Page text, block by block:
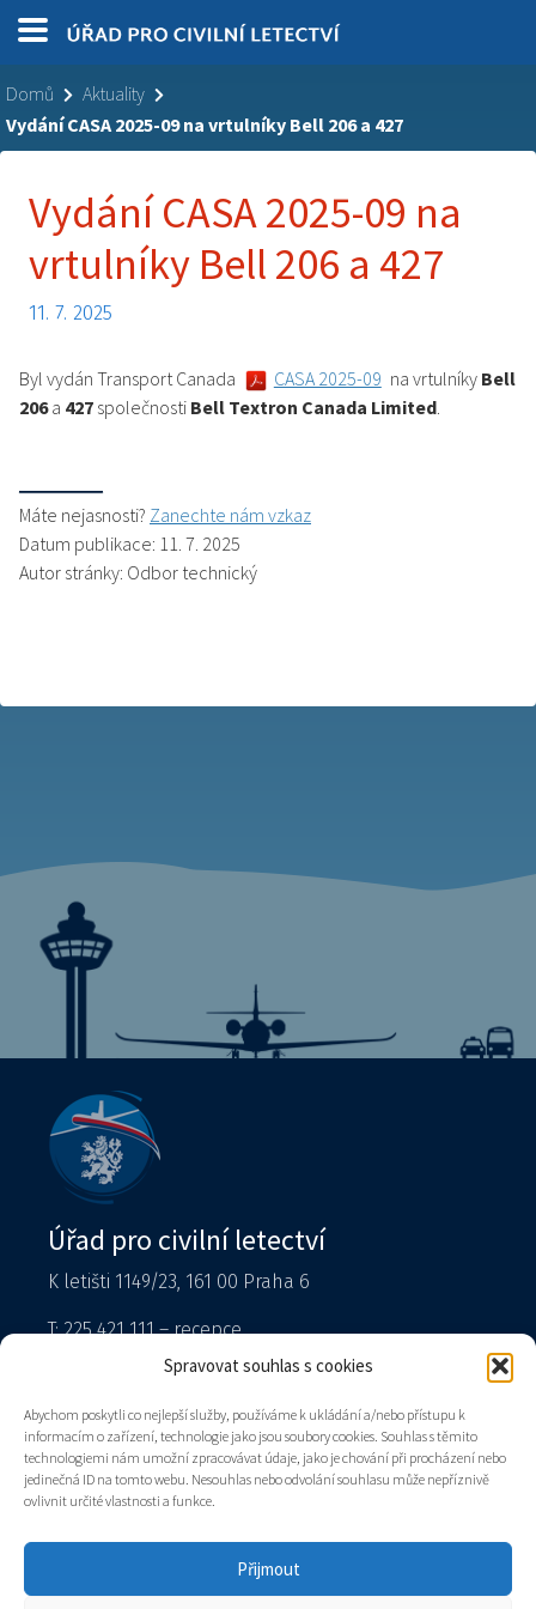
Spravovat souhlas s cookies
Abychom poskytli co nejlepší služby, používáme k ukládání a/nebo přístupu k
informacím o zařízení, technologie jako jsou soubory cookies. Souhlas s těmito
technologiemi nám umožní zpracovávat údaje, jako je chování při procházení nebo
jedinečná ID na tomto webu. Nesouhlas nebo odvolání souhlasu může nepříznivě
ovlivnit určité vlastnosti a funkce.
Přijmout
Domů
Aktuality
Vydání CASA 2025-09 na vrtulníky Bell 206 a 427
Vydání CASA 2025-09 na
vrtulníky Bell 206 a 427
11. 7. 2025
Byl vydán Transport Canada CASA 2025-09 na vrtulníky Bell
206a 427 společnosti Bell Textron Canada Limited.
Máte nejasnosti? Zanechte nám vzkaz
Datum publikace: 11. 7. 2025
Autor stránky: Odbor technický
Úřad pro civilní letectví
K letišti 1149/23, 161 00 Praha 6
T: 225 421 111 – recepce
podatelna@caa.gov.cz
Datová schránka: v8gaaz5
Úřad